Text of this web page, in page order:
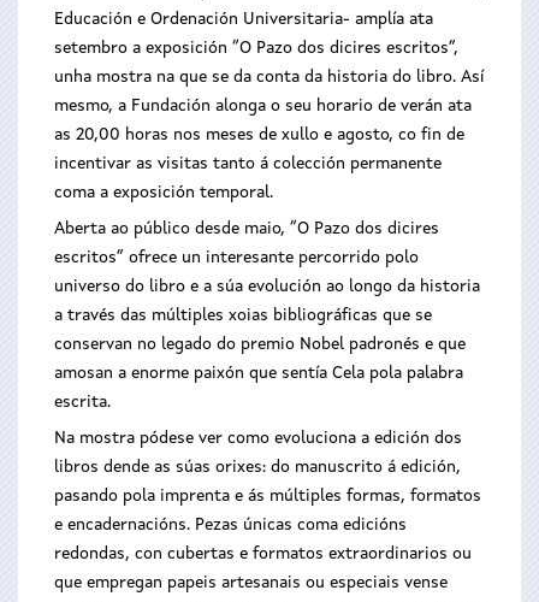
Educación e Ordenación Universitaria- amplía ata
setembro a exposición “O Pazo dos dicires escritos”,
unha mostra na que se da conta da historia do libro. Así
mesmo, a Fundación alonga o seu horario de verán ata
as 20,00 horas nos meses de xullo e agosto, co fin de
incentivar as visitas tanto á colección permanente
coma a exposición temporal.
Aberta ao público desde maio, “O Pazo dos dicires
escritos” ofrece un interesante percorrido polo
universo do libro e a súa evolución ao longo da historia
a través das múltiples xoias bibliográficas que se
conservan no legado do premio Nobel padronés e que
amosan a enorme paixón que sentía Cela pola palabra
escrita.
Na mostra pódese ver como evoluciona a edición dos
libros dende as súas orixes: do manuscrito á edición,
pasando pola imprenta e ás múltiples formas, formatos
e encadernacións. Pezas únicas coma edicións
redondas, con cubertas e formatos extraordinarios ou
que empregan papeis artesanais ou especiais vense